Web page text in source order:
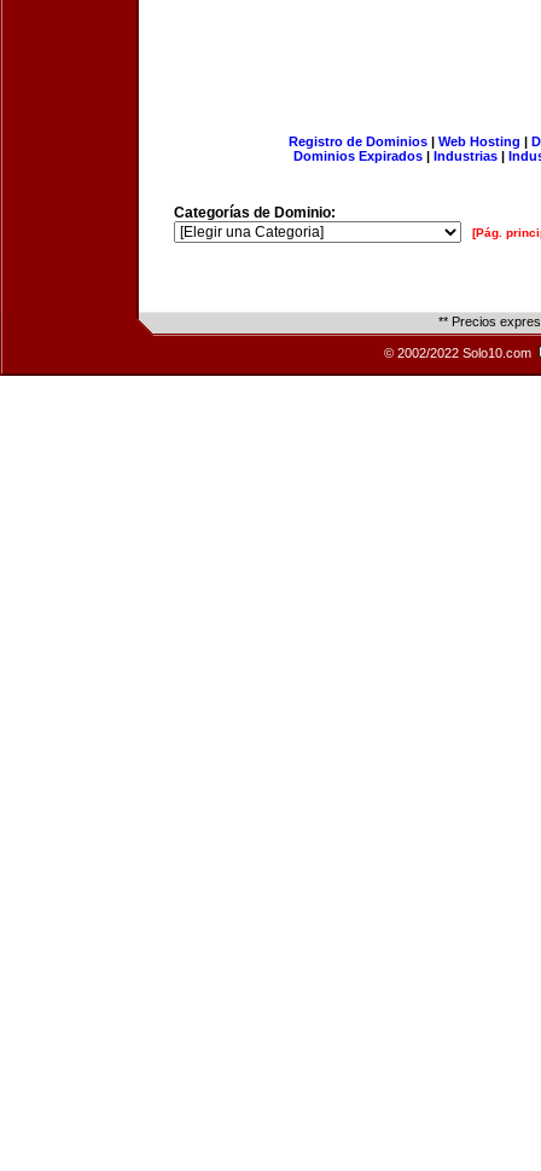
Registro de Dominios| Web Hosting |
Dominios Expirados | Industrias |
Categorías de Dominio:
[Pág.
** Precios
© 2002/2022 Solo10.com